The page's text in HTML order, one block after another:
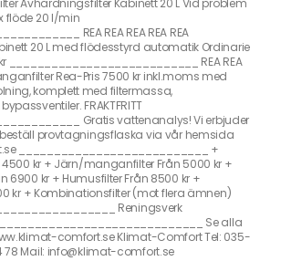
Avhärdningsfilter Kabinett 20 L Vid problem
flöde 20 l/min
REA REA REA REA REA
20 L med flödesstyrd automatik Ordinarie
___________________________ REA REA
Rea-Pris 7500 kr inkl.moms med
komplett med filtermassa,
FRAKTFRITT
Gratis vattenanalys! Vi erbjuder
provtagningsflaska via vår hemsida
___________________________ +
4500 kr + Järn/manganfilter Från 5000 kr +
6900 kr + Humusfilter Från 8500 kr +
kr + Kombinationsfilter (mot flera ämnen)
Reningsverk
Se alla
comfort.se Klimat-Comfort Tel: 035-
78 Mail: info@klimat-comfort.se